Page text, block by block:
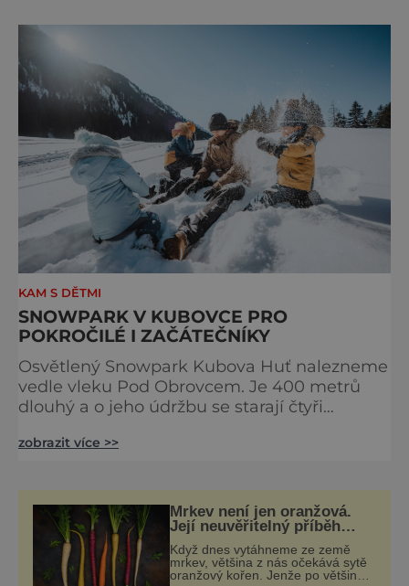
Zdejší panoramatická krajina neoslňuje jen
Úctyhodný je také po
KAM S DĚTMI
SNOWPARK V KUBOVCE PRO
POKROČILÉ I ZAČÁTEČNÍKY
Osvětlený Snowpark Kubova Huť nalezneme
vedle vleku Pod Obrovcem. Je 400 metrů
dlouhý a o jeho údržbu se starají čtyři
vhodný pro začátečníky. Je zde pět beden a
parku jsou dva skoky s tablem. Zbytek parku
je tvořen například plastovou trubkou nebo
dalšími t
zobrazit více >>
Mrkev není jen oranžová.
Její neuvěřitelný příběh
Když dnes vytáhneme ze země
mrkev, většina z nás očekává sytě
oranžový kořen. Jenže po většinu